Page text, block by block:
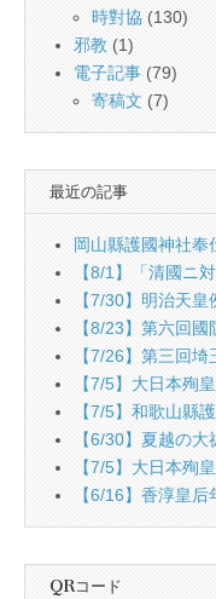
時對協 (130)
邪教 (1)
電子記事 (79)
寄稿文 (7)
最近の記事
岡山縣護國神社奉
【8/1】「清國ニ
【7/30】明治天皇
【8/23】第六回
【7/26】第三回
【7/5】大日本殉
【7/5】和歌山縣
【6/30】夏越の大
【7/5】大日本殉
【6/16】香淳皇后
QRコード